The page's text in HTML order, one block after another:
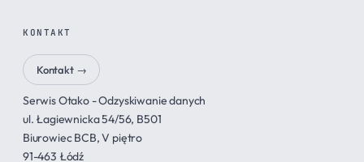
KONTAKT
Kontakt →
Serwis Otako - Odzyskiwanie danych
ul. Łagiewnicka 54/56, B501
Biurowiec BCB, V piętro
91-463 Łódź